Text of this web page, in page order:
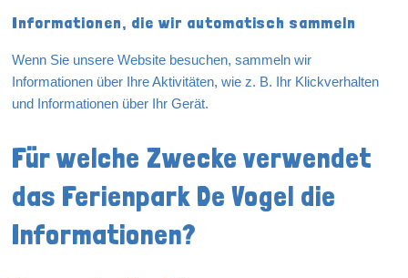
Informationen, die wir automatisch sammeln
Wenn Sie unsere Website besuchen, sammeln wir
Informationen über Ihre Aktivitäten, wie z. B. Ihr Klickverhalten
und Informationen über Ihr Gerät.
Für welche Zwecke verwendet
das Ferienpark De Vogel die
Informationen?